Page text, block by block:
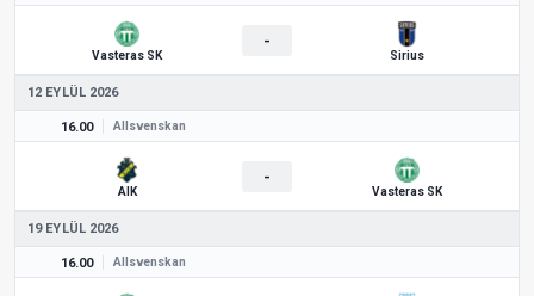
Vasteras SK
-
Sirius
12 EYLÜL 2026
16.00 Allsvenskan
AIK
-
Vasteras SK
19 EYLÜL 2026
16.00 Allsvenskan